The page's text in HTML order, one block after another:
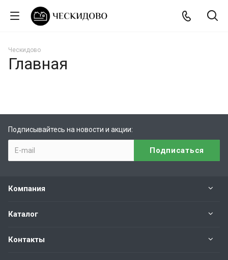
Ческидово
Главная
Подписывайтесь на новости и акции:
Компания
Каталог
Контакты